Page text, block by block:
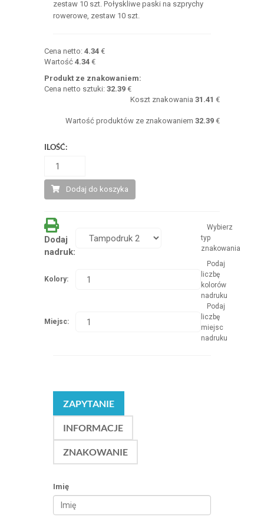
zestaw 10 szt. Połyskliwe paski na szprychy
rowerowe, zestaw 10 szt.
Cena netto: 4.34€
Wartość 4.34€
Produkt ze znakowaniem:
Cena netto sztuki: 32.39€
Koszt znakowania31.41 €
Wartość produktów ze znakowaniem32.39 €
ILOŚĆ:
Dodaj do koszyka
Dodaj
nadruk:
Wybierz
typ
znakowania
Kolory:
Podaj
liczbę
kolorów
nadruku
Miejsc:
Podaj
liczbę
miejsc
nadruku
ZAPYTANIE
INFORMACJE
ZNAKOWANIE
Imię